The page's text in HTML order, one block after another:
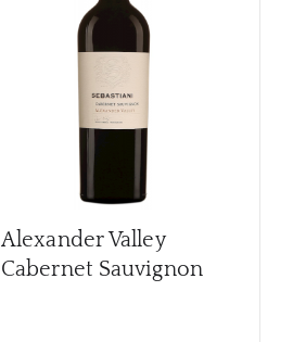
Alexander Valley
Cabernet Sauvignon